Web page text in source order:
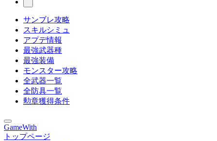
サンブレ攻略
スキルシミュ
アプデ情報
最強武器種
最強装備
モンスター攻略
全武器一覧
全防具一覧
勲章獲得条件
GameWith
トップページ